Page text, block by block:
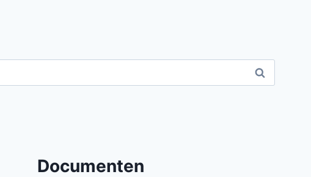
Documenten